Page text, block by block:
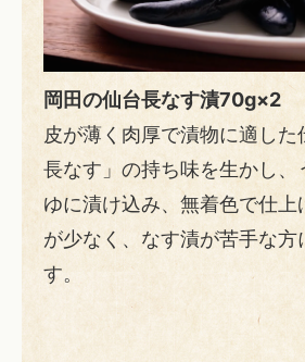
岡田の仙台長なす漬70g×2
皮が薄く肉厚で漬物に適した
長なす」の持ち味を生かし、
ゆに漬け込み、無着色で仕上
が少なく、なす漬が苦手な方
す。